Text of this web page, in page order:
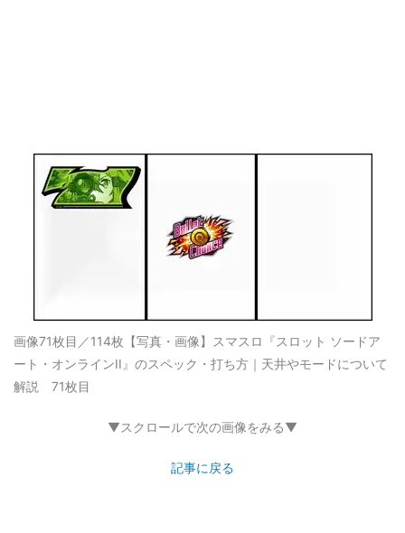
画像71枚目／114枚 【写真・画像】スマスロ『スロット ソードア
ート・オンラインII』のスペック・打ち方｜天井やモードについて
解説 71枚目
▼スクロールで次の画像をみる▼
記事に戻る